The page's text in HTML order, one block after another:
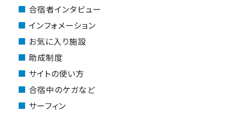
合宿者インタビュー
インフォメーション
お気に入り施設
助成制度
サイトの使い方
合宿中のケガなど
サーフィン